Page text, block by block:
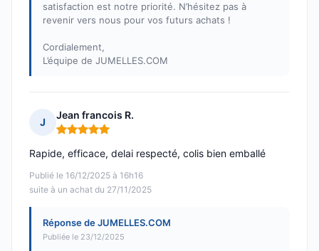
satisfaction est notre priorité. N’hésitez pas à
revenir vers nous pour vos futurs achats !
Cordialement,
L’équipe de JUMELLES.COM
J
Jean francois R.
Note : 5 sur 5
Publié le 16/12/2025 à 16h16
suite à un achat du 27/11/2025
Rapide, efficace, delai respecté, colis bien emballé
Réponse de JUMELLES.COM
Publiée le 23/12/2025